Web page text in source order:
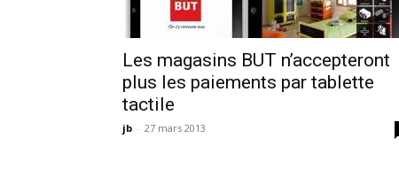
Les magasins BUT n’accepteront
plus les paiements par tablette
tactile
jb - 27 mars 2013